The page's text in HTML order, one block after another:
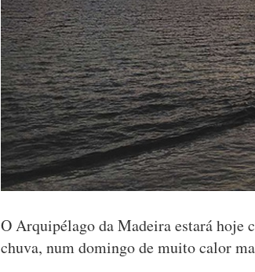
O Arquipélago da Madeira estará hoje
chuva, num domingo de muito calor